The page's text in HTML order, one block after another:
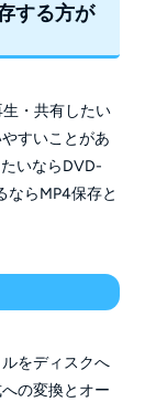
する方が
・共有したい
すいことがあ
いならDVD-
ならMP4保存と
をディスクへ
の変換とオー